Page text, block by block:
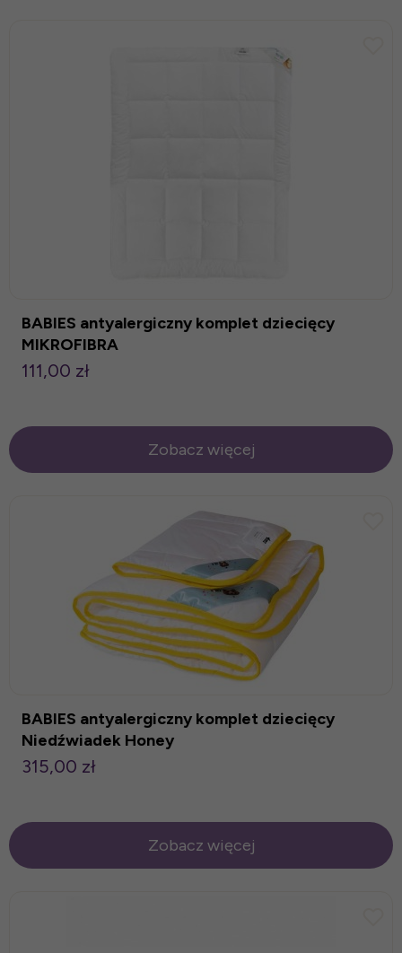
BABIES antyalergiczny komplet dziecięcy
MIKROFIBRA
111,00 zł
Zobacz więcej
BABIES antyalergiczny komplet dziecięcy
Niedźwiadek Honey
315,00 zł
Zobacz więcej